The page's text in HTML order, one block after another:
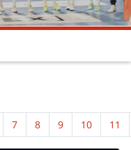
7 8 9 10 11